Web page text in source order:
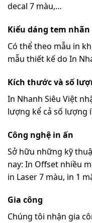
decal 7 màu,…
Kiểu dáng tem nhãn
Có thể theo mẫu in
mẫu thiết kế do In
Kích thước và số
In Nhanh Siêu Việt
lượng kể cả số lượng
Công nghệ in ấn
Sở hữu những kỹ
nay: In Offset nhiều
in Laser 7 màu, in 1
Gia công
Chúng tôi nhận gia